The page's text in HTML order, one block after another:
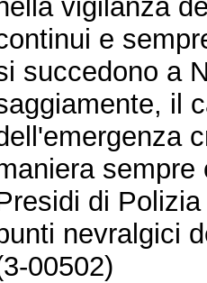
vigilanza
e
succedono a
il
di
nevralgici
00502)